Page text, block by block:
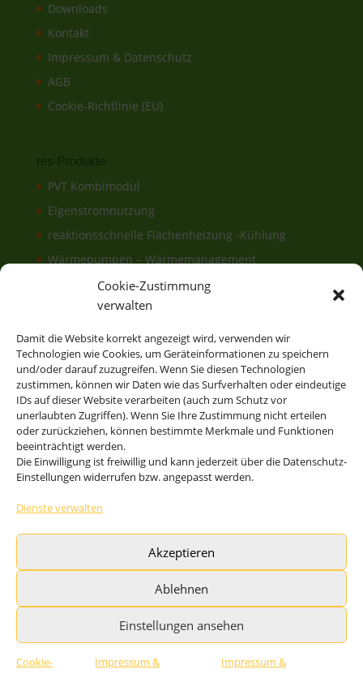
Cookie-Zustimmung
verwalten
Damit die Website korrekt angezeigt wird, verwenden wir
Technologien wie Cookies, um Geräteinformationen zu speichern
und/oder darauf zuzugreifen. Wenn Sie diesen Technologien
zustimmen, können wir Daten wie das Surfverhalten oder eindeutige
IDs auf dieser Website verarbeiten (auch zum Schutz vor
unerlaubten Zugriffen). Wenn Sie Ihre Zustimmung nicht erteilen
oder zurückziehen, können bestimmte Merkmale und Funktionen
beeinträchtigt werden.
Die Einwilligung ist freiwillig und kann jederzeit über die Datenschutz-
Einstellungen widerrufen bzw. angepasst werden.
Dienste verwalten
Akzeptieren
Ablehnen
Einstellungen ansehen
Cookie-
Impressum &
Impressum &
Downloads
Kontakt
Impressum & Datenschutz
AGB
Cookie-Richtlinie (EU)
res-Produkte
PVT Kombimodul
Eigenstromnutzung
reaktionsschnelle Flächenheizung -Kühlung
Wärmepumpen – Wärmemanagement
Elektronisches & hydraulisches
Energiemanagement
EisSpeicher
Erdwärmeanlage
res-Energiesysteme für Gebäude und Schwimmbäder
res-solSupport bivalent plus WP
res-solAutark terra / ice
res-solAutark air Luft-WP
Solare Schwimmbadheizung CO2-frei res-solAutark
Pool